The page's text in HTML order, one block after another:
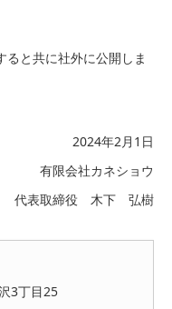
ると共に社外に公開しま
2024年2月1日
有限会社カネショウ
代表取締役 木下 弘樹
3丁目25